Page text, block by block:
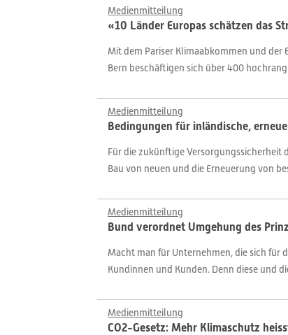
Medienmitteilung
«10 Länder Europas schätzen das
Mit dem Pariser Klimaabkommen und der
Bern beschäftigen sich über 400
Medienmitteilung
Bedingungen für inländische,
Für die zukünftige Versorgungssicherheit
Bau von neuen und die Erneuerung von
Medienmitteilung
Bund verordnet Umgehung des
Macht man für Unternehmen, die sich für
Kundinnen und Kunden. Denn diese und
Medienmitteilung
CO2-Gesetz: Mehr Klimaschutz